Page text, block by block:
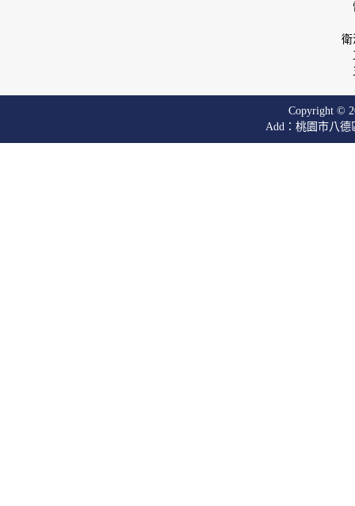
衛
Copyright ©
Add：桃園市八